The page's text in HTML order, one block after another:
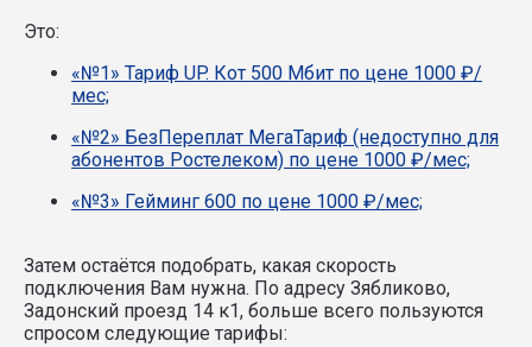
Это:
«№1» Тариф UP. Кот 500 Мбит по цене 1000 ₽/
мес;
«№2» БезПереплат МегаТариф (недоступно для
абонентов Ростелеком) по цене 1000 ₽/мес;
«№3» Гейминг 600 по цене 1000 ₽/мес;
Затем остаётся подобрать, какая скорость
подключения Вам нужна. По адресу Зябликово,
Задонский проезд 14 к1, больше всего пользуются
спросом следующие тарифы: